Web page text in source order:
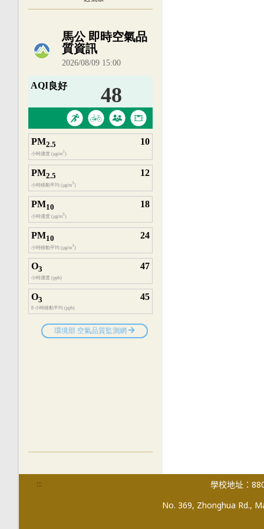
內嵌空氣品質小工具為視覺預覽，完整即
:::
學校地址：
No. 369, Zhonghua Rd.,